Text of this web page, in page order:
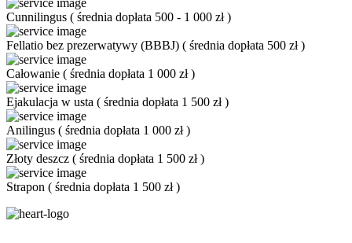
Cunnilingus ( średnia dopłata 500 - 1 000 zł)
Fellatio bez prezerwatywy (BBBJ) ( średnia dopłata 500 zł)
Całowanie ( średnia dopłata 1 000 zł)
Ejakulacja w usta ( średnia dopłata 1 500 zł)
Anilingus ( średnia dopłata 1 000 zł)
Złoty deszcz ( średnia dopłata 1 500 zł)
Strapon ( średnia dopłata 1 500 zł)